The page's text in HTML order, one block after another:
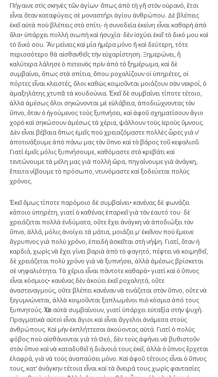
Πήγαινε στὶς σκηνὲς τῶν ἁγίων· ὅπως ἀπὸ τὴ γῆ στὸν οὐρανό, ἔτσι
εἶναι ὅταν καταφύγεις σὲ μοναστήρι ἁγίου ἀνθρώπου. Δὲ βλέπεις
ἐκεῖ αὐτὰ ποὺ βλέπεις στὸ σπίτι- ἡ συνοδεία ἐκείνη εἶναι καθαρὴ ἀπὸ
ὅλα• ὑπάρχει πολλὴ σιωπὴ καὶ ἡσυχία· δὲν ἰσχύει ἐκεῖ τὸ δικό μου καὶ
τὸ δικό σου. Ἂν μείνεις καὶ μία ἡμέρα μόνο ἢ καὶ δεύτερη, τότε
περισσότερο θὰ αἰσθανθεῖς τὴν εὐχαρίστηση. Ξημερώνει, ἢ
καλύτερα λάλησε ὁ πετεινὸς πρὶν ἀπὸ τὸ ξημέρωμα, καὶ δὲ
συμβαίνει, ὅπως στὰ σπίτια, ὅπου ροχαλίζουν οἰ ὑπηρέτες, οἰ
πόρτες εἶναι κλειστές, ὅλοι καθὼς κοιμοῦνται μοιάζουν σὰν νεκροί, ὁ
ἁμαξηλάτης χτυπᾶ τὰ κουδούνια. Ἐκεῖ δὲ συμβαίνει τίποτε τέτοιο,
ἀλλὰ ἀμέσως ὅλοι σηκώνονται μὲ εὐλάβεια, ἀποδιώχνοντας τὸν
ὕπνο, ὅταν ὁ ἡγούμενος τοὺς ξυπνήσει, καὶ ἀφοῦ σχηματίσουν ἅγιο
χορὸ καὶ σηκώσουν ἀμέσως τὰ χέρια, ψάλλουν τοὺς ἱεροὺς ὕμνους.
Δὲν εἶναι βέβαια ὅπως ἐμεῖς ποὺ χρειαζόμαστε πολλὲς ὧρες γιὰ ν’
ἀποτινάξουμε ἀπὸ πάνω μας τὸν ὕπνο καὶ τὸ βάρος τοῦ κεφαλιοῦ.
Γιατί ἐμεῖς μόλις ξυπνήσουμε, καθόμαστε στὸ κρεβάτι καὶ
τεντώνουμε τὰ μέλη μας γιὰ πολλὴ ὥρα, πηγαίνουμε γιὰ ἀνάγκη,
ἔπειτα νίβουμε τὸ πρόσωπο, ντυνόμαστε καὶ ξοδεύεται πολὺς
χρόνος.
Ἐκεῖ ὅμως τίποτε παρόμοιο δὲ συμβαίνει• κανένας δὲ φωνάζει
κάποιο ὑπηρέτη, γιατί ὁ καθένας ἐπαρκεῖ γιὰ τὸν ἑαυτό του· δὲ
χρειάζεται πολλὰ ἐνδύματα, οὔτε ἔχει ἀνάγκη νὰ ἀποδιώξει τὸν
ὕπνο, ἀλλά, μόλις ἀνοίγει τὰ μάτια, μοιάζει μ’ ἐκεῖνον ποὺ ἔμεινε
ἄγρυπνος γιὰ πολὺ χρόνο, ἐπειδὴ ἀσκεῖται στὴ νήψη. Γιατί, ὅταν ἡ
καρδιά, χωρὶς νὰ ἔχει γίνει βαριὰ ἀπὸ τὸ φαγητό, πέφτει νὰ κοιμηθεῖ,
δὲ χρειάζεται πολὺ χρόνο γιὰ νὰ ξυπνήσει, ἀλλὰ ἀμέσως βρίσκεται
σὲ νηφαλιότητα. Τὰ χέρια εἶναι πάντοτε καθαρὰ• γιατί καὶ ὁ ὕπνος
εἶναι κόσμιος• κανένας δὲν ἀκούει ἐκεῖ ροχαλητά, οὔτε
ἀναστεναγμούς, οὔτε βλέπει κανέναν νὰ τινάζεται στὸν ὕπνο, οὔτε νὰ
ξεγυμνώνεται, ἀλλὰ κοιμοῦνται ξαπλωμένοι πιὸ κόσμια ἀπό τους
ξυπνητούς. Ὅλα αὐτὰ συμβαίνουν, γιατί ὑπάρχει εὐταξία στὴν ψυχή.
Πραγματικὰ αὐτοὶ εἶναι ἅγιοι καὶ εἶναι ἄγγελοι ἀνάμεσα στοὺς
ἀνθρώπους. Καὶ μὴν ἐκπλήττεσαι ἀκούοντας αὐτά. Γιατί ὁ πολὺς
φόβος ποὺ αἰσθάνονται γιὰ τὸ Θεό, δὲν τοὺς ἀφήνει νὰ βυθιστοῦν
στὸν ὕπνο καὶ νὰ καταδυθεῖ ἡ διάνοιά τους ἐκεῖ, ἀλλὰ ὁ ὕπνος ἔρχεται
ἐλαφρά, γιὰ νὰ τοὺς ἀναπαύσει μόνο. Καὶ ἀφοῦ τέτοιος εἶναι ὁ ὕπνος
τους, κατ’ ἀνάγκην τέτοια εἶναι καὶ τὰ ὄνειρά τους χωρὶς φαντασίες